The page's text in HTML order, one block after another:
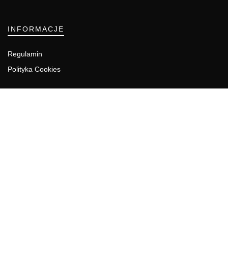
INFORMACJE
Regulamin
Polityka Cookies